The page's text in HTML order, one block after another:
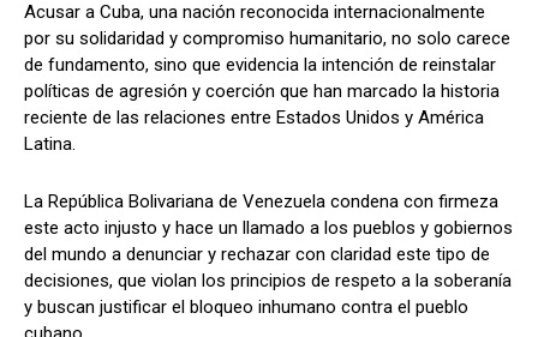
Acusar a Cuba, una nación reconocida internacionalmente
por su solidaridad y compromiso humanitario, no solo carece
de fundamento, sino que evidencia la intención de reinstalar
políticas de agresión y coerción que han marcado la historia
reciente de las relaciones entre Estados Unidos y América
Latina.
La República Bolivariana de Venezuela condena con firmeza
este acto injusto y hace un llamado a los pueblos y gobiernos
del mundo a denunciar y rechazar con claridad este tipo de
decisiones, que violan los principios de respeto a la soberanía
y buscan justificar el bloqueo inhumano contra el pueblo